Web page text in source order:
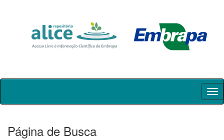
Skip
Página de Busca